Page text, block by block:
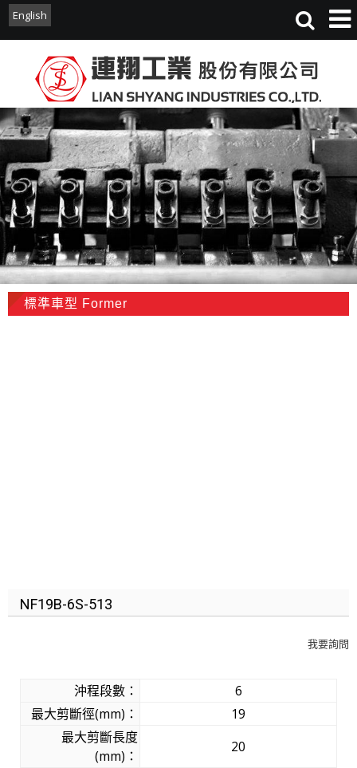
English
English
標準車型 Former
NF19B-6S-513
我要詢問
沖程段數：
6
最大剪斷徑(mm)：
19
最大剪斷長度
(mm)：
20